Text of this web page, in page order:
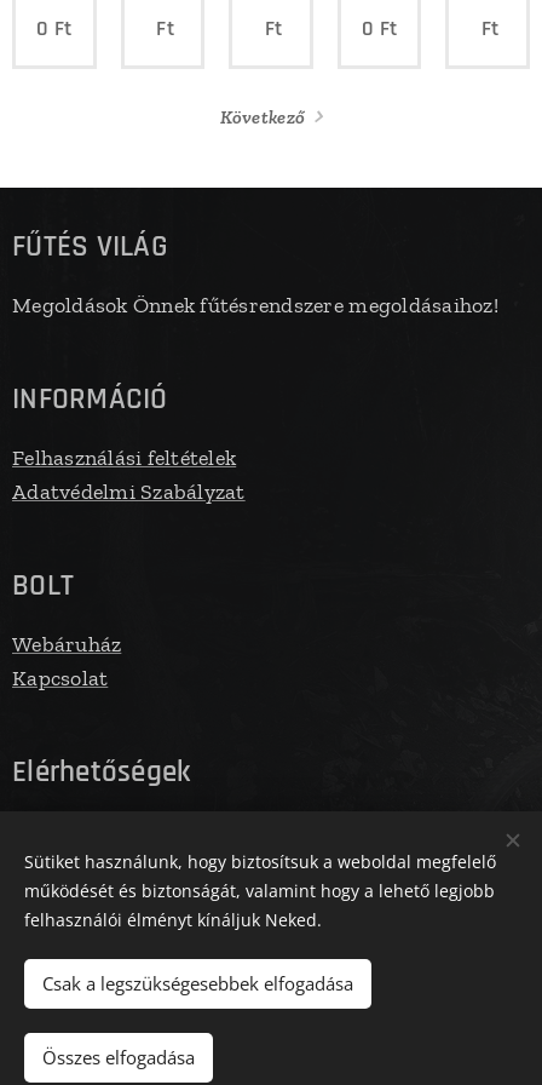
0 Ft
Ft
Ft
0 Ft
Ft
Következő
FŰTÉS VILÁG
Megoldások Önnek fűtésrendszere megoldásaihoz!
INFORMÁCIÓ
Felhasználási feltételek
Adatvédelmi Szabályzat
BOLT
Webáruház
Kapcsolat
Elérhetőségek
Telefonszám: 06305731961
Az oldalt a Zm Media működteti
Sütiket használunk, hogy biztosítsuk a weboldal megfelelő
működését és biztonságát, valamint hogy a lehető legjobb
felhasználói élményt kínáljuk Neked.
Csak a legszükségesebbek elfogadása
Összes elfogadása